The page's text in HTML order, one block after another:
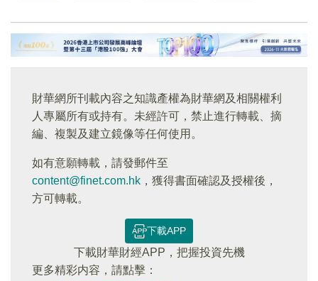
財華網所刊載內容之知識產權為財華網及相關權利
人專屬所有或持有。未經許可，禁止進行轉載、摘
編、複製及建立鏡像等任何使用。
如有意願轉載，請發郵件至
content@finet.com.hk ，獲得書面確認及授權後，
方可轉載。
下載APP
下載財華財經APP，把握投資先機
更多精彩内容，請點擊：